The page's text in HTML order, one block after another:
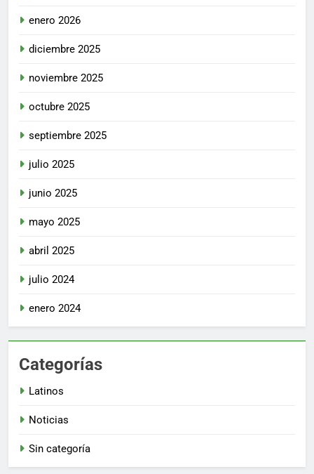
enero 2026
diciembre 2025
noviembre 2025
octubre 2025
septiembre 2025
julio 2025
junio 2025
mayo 2025
abril 2025
julio 2024
enero 2024
Categorías
Latinos
Noticias
Sin categoría